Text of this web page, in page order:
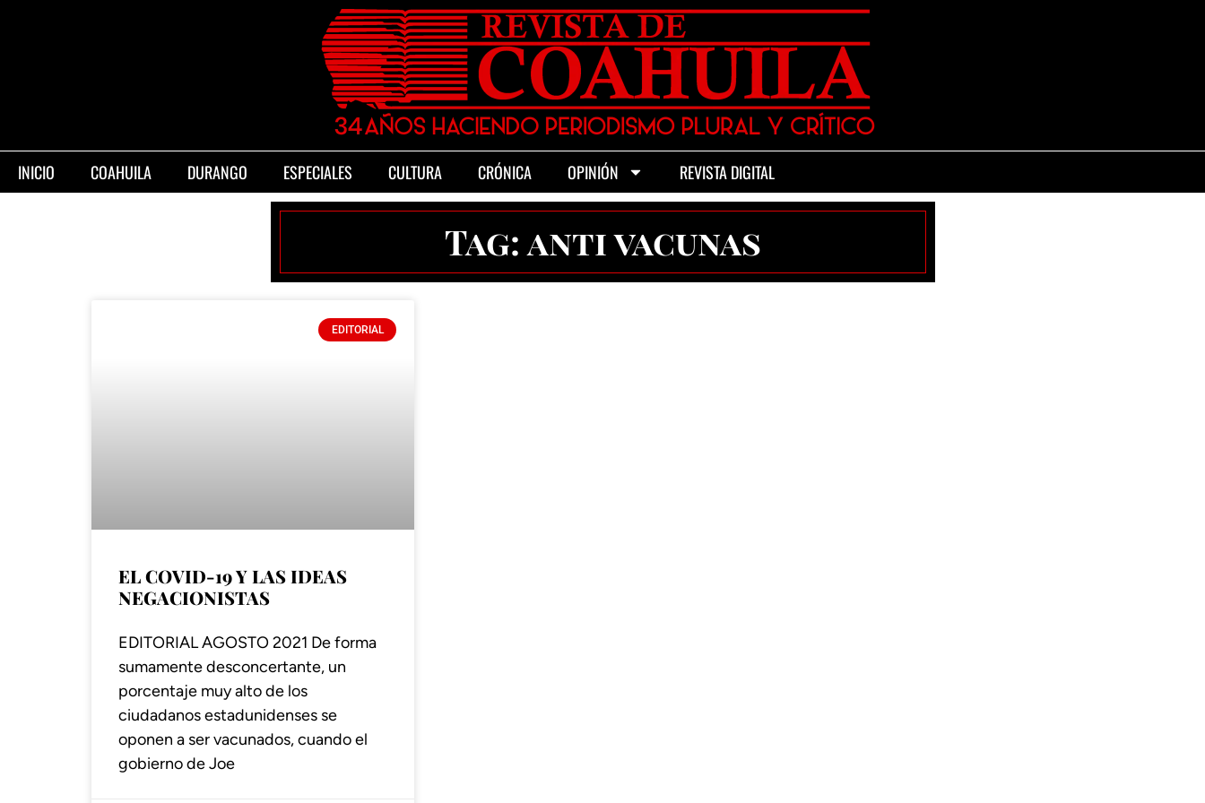
INICIO COAHUILA DURANGO ESPECIALES CULTURA CRÓNICA OPINIÓN REVISTA DIGITAL
Tag: anti vacunas
EDITORIAL
EL COVID-19 Y LAS IDEAS
NEGACIONISTAS
EDITORIAL AGOSTO 2021 De forma
sumamente desconcertante, un
porcentaje muy alto de los
ciudadanos estadunidenses se
oponen a ser vacunados, cuando el
gobierno de Joe